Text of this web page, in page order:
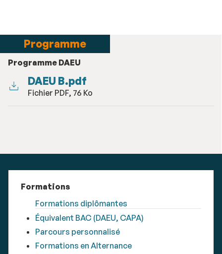
Programme
Programme DAEU
DAEU B.pdf
Fichier PDF, 76 Ko
Formations
Formations diplômantes
Équivalent BAC (DAEU, CAPA)
Parcours personnalisé
Formations en Alternance